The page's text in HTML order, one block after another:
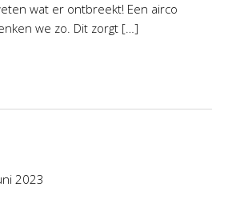
wat er ontbreekt! Een airco
we zo. Dit zorgt […]
2023